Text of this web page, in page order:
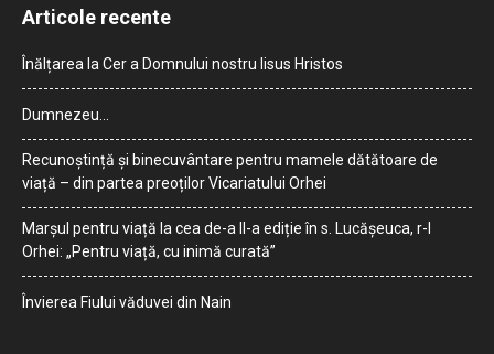
Articole recente
Înălțarea la Cer a Domnului nostru Iisus Hristos
Dumnezeu…
Recunoștință și binecuvântare pentru mamele dătătoare de
viață – din partea preoților Vicariatului Orhei
Marșul pentru viață la cea de-a II-a ediție în s. Lucășeuca, r-l
Orhei: „Pentru viață, cu inimă curată”
Învierea Fiului văduvei din Nain